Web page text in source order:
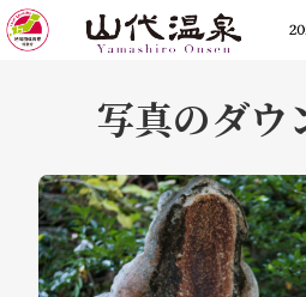
写真のダウ